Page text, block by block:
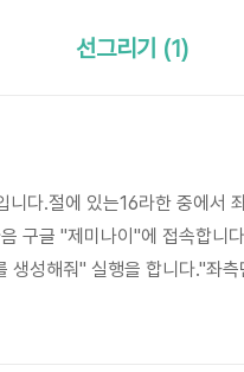
선그리기 (1)
다.절에 있는16라한 중에서
구글 "제미나이"에 접속합니
성해줘" 실행을 합니다."좌측
는 시각으로 라인드로잉 스타